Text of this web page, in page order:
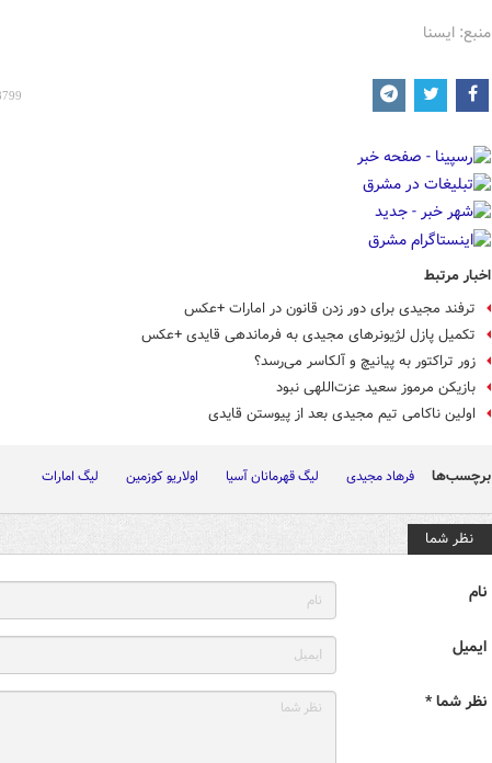
منبع: ایسنا
اخبار مرتبط
ترفند مجیدی برای دور زدن قانون در امارات +عکس
تکمیل پازل لژیونرهای مجیدی به فرماندهی قایدی +عکس
زور تراکتور به پیانیچ و آلکاسر می‌رسد؟
بازیکن مرموز سعید عزت‌اللهی نبود
اولین ناکامی تیم مجیدی بعد از پیوستن قایدی
برچسب‌ها فرهاد مجیدی لیگ قهرمانان آسیا اولاریو کوزمین لیگ امارات
نظر شما
نام
ایمیل
نظر شما *